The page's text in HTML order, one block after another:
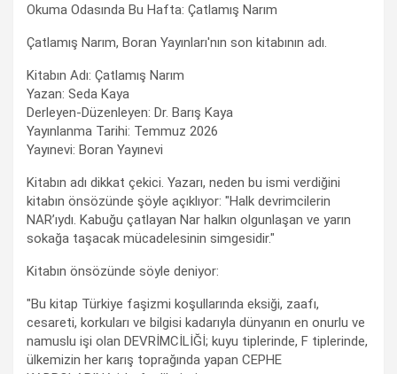
Okuma Odasında Bu Hafta: Çatlamış Narım
Çatlamış Narım, Boran Yayınları'nın son kitabının adı.
Kitabın Adı: Çatlamış Narım
Yazan: Seda Kaya
Derleyen-Düzenleyen: Dr. Barış Kaya
Yayınlanma Tarihi: Temmuz 2026
Yayınevi: Boran Yayınevi
Kitabın adı dikkat çekici. Yazarı, neden bu ismi verdiğini
kitabın önsözünde şöyle açıklıyor: "Halk devrimcilerin
NAR’ıydı. Kabuğu çatlayan Nar halkın olgunlaşan ve yarın
sokağa taşacak mücadelesinin simgesidir."
Kitabın önsözünde söyle deniyor:
"Bu kitap Türkiye faşizmi koşullarında eksiği, zaafı,
cesareti, korkuları ve bilgisi kadarıyla dünyanın en onurlu ve
namuslu işi olan DEVRİMCİLİĞİ; kuyu tiplerinde, F tiplerinde,
ülkemizin her karış toprağında yapan CEPHE